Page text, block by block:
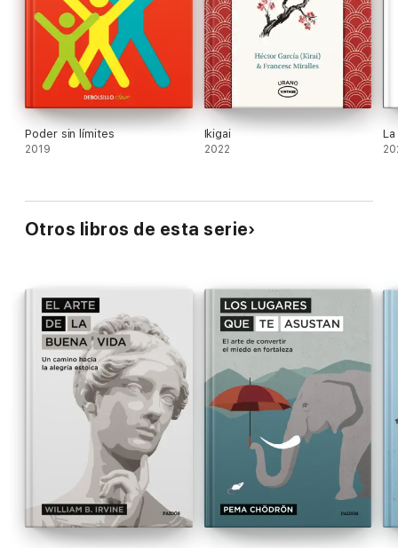
Poder sin límites
2019
Ikigai
2022
Otros libros de esta serie